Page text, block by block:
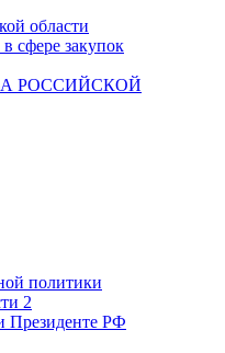
области
сфере закупок
РОССИЙСКОЙ
политики
2
Президенте РФ